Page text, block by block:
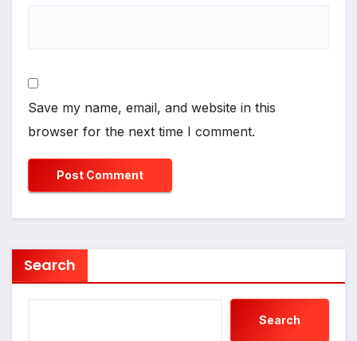
Save my name, email, and website in this
browser for the next time I comment.
Search
Search